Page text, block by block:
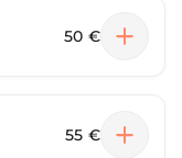
50 €
55 €